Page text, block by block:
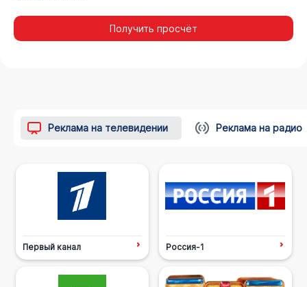
Получить просчёт
Реклама на телевидении Реклама на радио
Первый канал Россия-1